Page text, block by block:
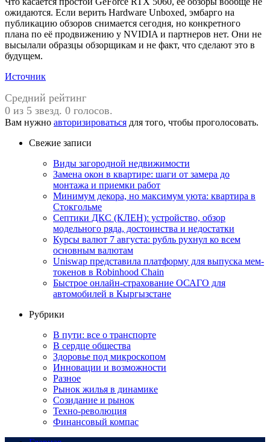
ожидаются. Если верить Hardware Unboxed, эмбарго на
публикацию обзоров снимается сегодня, но конкретного
плана по её продвижению у NVIDIA и партнеров нет. Они не
высылали образцы обзорщикам и не факт, что сделают это в
будущем.
Источник
Средний рейтинг
0 из 5 звезд. 0 голосов.
Вам нужно авторизироваться для того, чтобы проголосовать.
Свежие записи
Виды загородной недвижимости
Замена окон в квартире: шаги от замера до
монтажа и приемки работ
Минимум декора, но максимум уюта: квартира в
Стокгольме
Септики ДКС (КЛЕН): устройство, обзор
модельного ряда, достоинства и недостатки
Курсы валют 7 августа: рубль рухнул ко всем
основным валютам
Uniswap представила платформу для выпуска мем-
токенов в Robinhood Chain
Быстрое онлайн-страхование ОСАГО для
автомобилей в Кыргызстане
Рубрики
В пути: все о транспорте
В сердце общества
Здоровье под микроскопом
Инновации и возможности
Разное
Рынок жилья в динамике
Созидание и рынок
Техно-революция
Финансовый компас